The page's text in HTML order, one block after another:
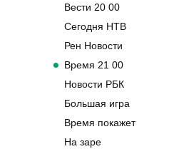
Вести 20 00
Сегодня НТВ
Рен Новости
Время 21 00
Новости РБК
Большая игра
Время покажет
На заре